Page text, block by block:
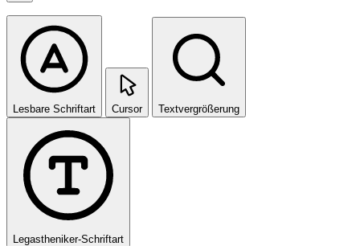
Lesbare Schriftart Cursor Textvergrößerung
Legastheniker-Schriftart